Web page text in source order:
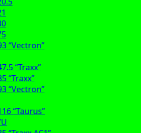
“Vectron”
“Traxx”
“Traxx”
“Vectron”
“Taurus”